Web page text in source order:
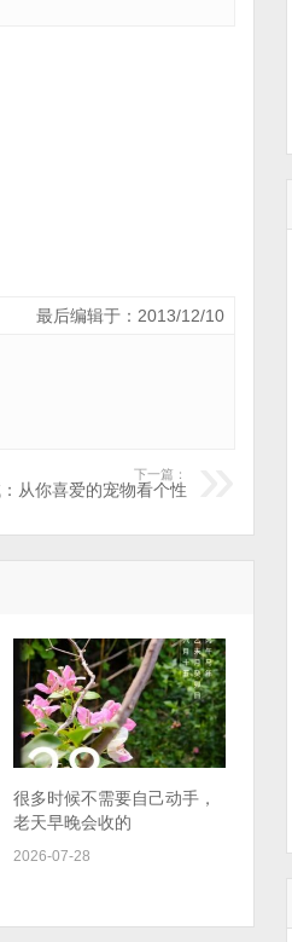
最后编辑于：2013/12/10
下一篇：
从你喜爱的宠物看个性
很多时候不需要自己动手，
老天早晚会收的
2026-07-28